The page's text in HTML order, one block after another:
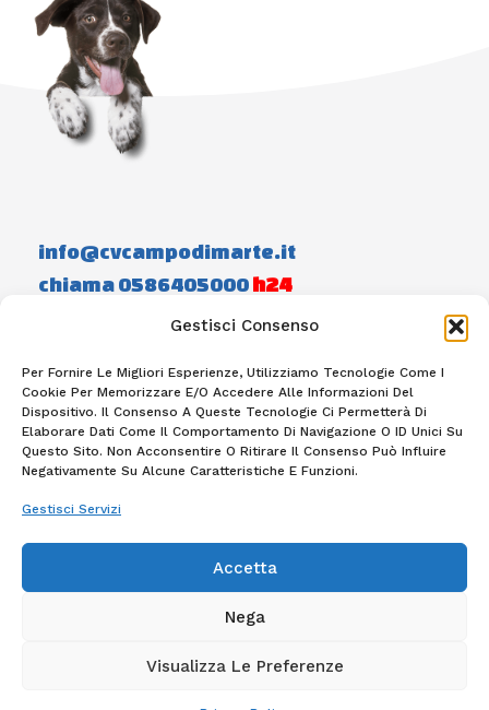
Gestisci Consenso
Per Fornire Le Migliori Esperienze, Utilizziamo Tecnologie Come I
Cookie Per Memorizzare E/o Accedere Alle Informazioni Del
Dispositivo. Il Consenso A Queste Tecnologie Ci Permetterà Di
Elaborare Dati Come Il Comportamento Di Navigazione O ID Unici Su
Questo Sito. Non Acconsentire O Ritirare Il Consenso Può Influire
Negativamente Su Alcune Caratteristiche E Funzioni.
Gestisci Servizi
Accetta
Nega
Visualizza Le Preferenze
info@cvcampodimarte.it
chiama 0586405000h24
Home Staff Photogallery Contatti
F
A
C
E
O
K
I
N
S
T
G
A
Innocenti – Via Dell’ Artigianato 39/C – 57121 Livorno – Tel: 0586405000 – P.IVA
01923680498
Copyright © 2026 Centro Veterinario Campo Di
Marte Livorno